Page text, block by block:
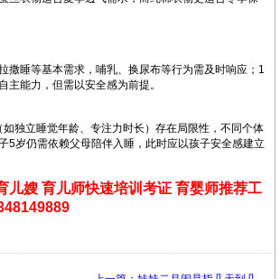
撒睡等基本需求，哺乳、换尿布等行为需及时响应；1
主能力，但需以安全感为前提。
独立睡觉年龄、专注力时长）存在局限性，不同个体
5岁仍需依赖父母陪伴入睡，此时应以孩子安全感建立
儿嫂 育儿师快速培训考证 育婴师推荐工